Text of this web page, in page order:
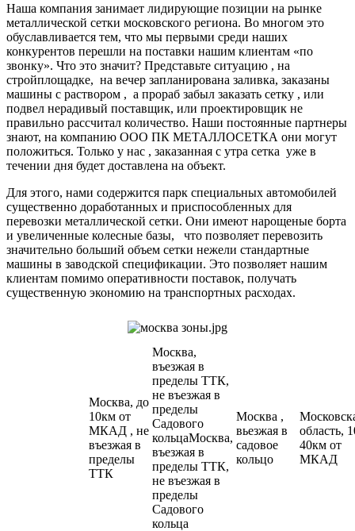
Наша компания занимает лидирующие позиции на рынке
металлической сетки московского региона. Во многом это
обуславливается тем, что мы первыми среди наших
конкурентов перешли на поставки нашим клиентам «по
звонку». Что это значит? Представьте ситуацию , на
стройплощадке, на вечер запланирована заливка, заказаны
машины с раствором , а прораб забыл заказать сетку , или
подвел нерадивый поставщик, или проектировщик не
правильно рассчитал количество. Наши постоянные партнеры
знают, на компанию ООО ПК МЕТАЛЛОСЕТКА они могут
положиться. Только у нас , заказанная с утра сетка уже в
течении дня будет доставлена на объект.
Для этого, нами содержится парк специальных автомобилей
существенно доработанных и приспособленных для
перевозки металлической сетки. Они имеют нарощеные борта
и увеличенные колесные базы, что позволяет перевозить
значительно больший объем сетки нежели стандартные
машины в заводской спецификации. Это позволяет нашим
клиентам помимо оперативности поставок, получать
существенную экономию на транспортных расходах.
Москва, до
10км от
МКАД , не
въезжая в
пределы
ТТК
Москва,
въезжая в
пределы ТТК,
не въезжая в
пределы
Садового
кольцаМосква,
въезжая в
пределы ТТК,
не въезжая в
пределы
Садового
кольца
Москва ,
вьезжая в
садовое
кольцо
область,
40км от
МКАД